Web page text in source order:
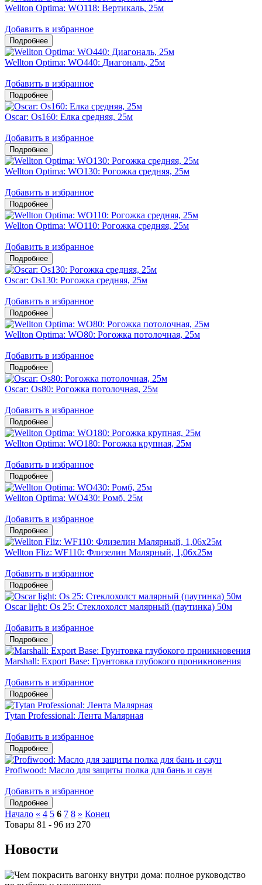
Wellton Optima: WO118: Вертикаль, 25м
Добавить в избранное
Wellton Optima: WO440: Диагональ, 25м
Добавить в избранное
Oscar: Os160: Елка средняя, 25м
Добавить в избранное
Wellton Optima: WO130: Рогожка средняя, 25м
Добавить в избранное
Wellton Optima: WO110: Рогожка средняя, 25м
Добавить в избранное
Oscar: Os130: Рогожка средняя, 25м
Добавить в избранное
Wellton Optima: WO80: Рогожка потолочная, 25м
Добавить в избранное
Oscar: Os80: Рогожка потолочная, 25м
Добавить в избранное
Wellton Optima: WO180: Рогожка крупная, 25м
Добавить в избранное
Wellton Optima: WO430: Ромб, 25м
Добавить в избранное
Wellton Fliz: WF110: Флизелин Малярный, 1,06х25м
Добавить в избранное
Oscar light: Os 25: Стеклохолст малярный (паутинка) 50м
Добавить в избранное
Marshall: Export Base: Грунтовка глубокого проникновения
Добавить в избранное
Tytan Professional: Лента Малярная
Добавить в избранное
Profiwood: Масло для защиты полка для бань и саун
Добавить в избранное
Начало « 4 5 6 7 8 » Конец
Товары 81 - 96 из 270
Новости